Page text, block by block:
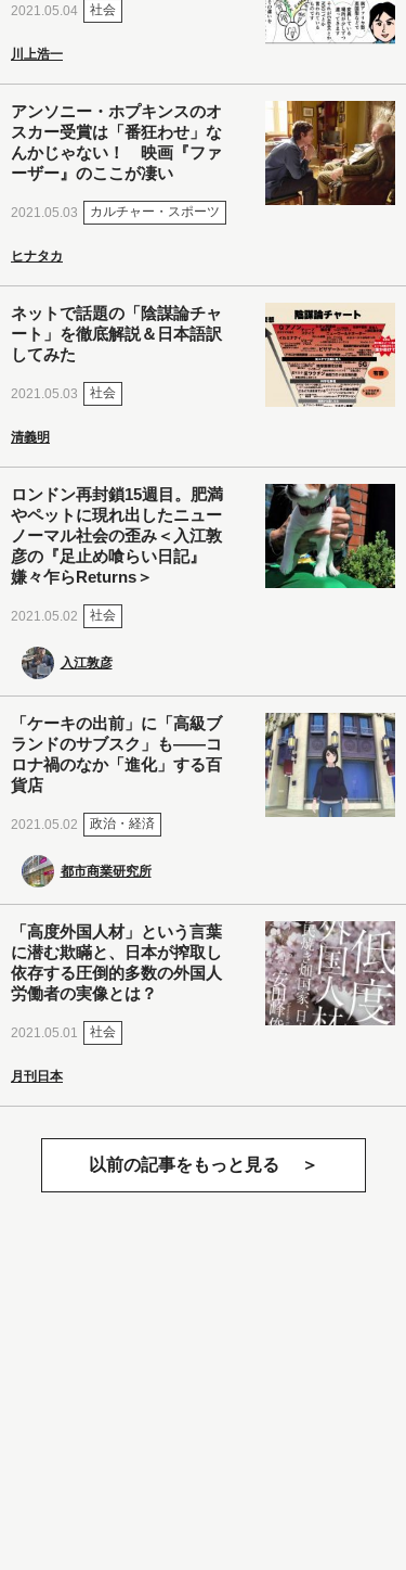
2021.05.04 社会
川上浩一
アンソニー・ホプキンスのオ
スカー受賞は「番狂わせ」な
んかじゃない！ 映画『ファ
ーザー』のここが凄い
2021.05.03 カルチャー・スポーツ
ヒナタカ
ネットで話題の「陰謀論チャ
ート」を徹底解説＆日本語訳
してみた
2021.05.03 社会
清義明
ロンドン再封鎖15週目。肥満
やペットに現れ出したニュー
ノーマル社会の歪み＜入江敦
彦の『足止め喰らい日記』
嫌々乍らReturns＞
2021.05.02 社会
入江敦彦
「ケーキの出前」に「高級ブ
ランドのサブスク」も――コ
ロナ禍のなか「進化」する百
貨店
2021.05.02 政治・経済
都市商業研究所
「高度外国人材」という言葉
に潜む欺瞞と、日本が搾取し
依存する圧倒的多数の外国人
労働者の実像とは？
2021.05.01 社会
月刊日本
以前の記事をもっと見る